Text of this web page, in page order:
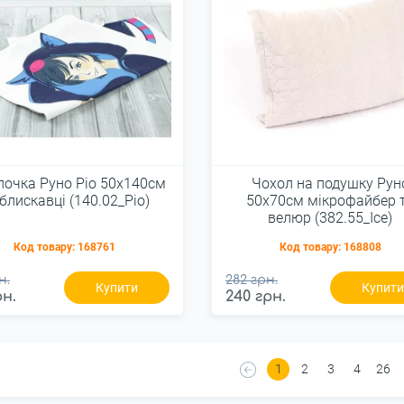
Руно Ріо 50x140см
(140.02_Pio)
Код товару: 168761
Купити
Чохол на подушку
50х70см мікрофайбер
велюр (382.55_Ice)
Код товару: 168808
282 грн.
240 грн.
Купити
1 2 3 4 26